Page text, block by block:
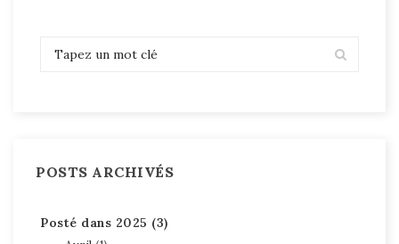
POSTS ARCHIVÉS
Posté dans 2025 (3)